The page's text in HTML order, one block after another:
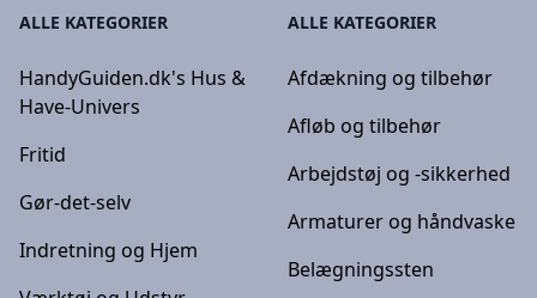
ALLE KATEGORIER
HandyGuiden.dk's Hus &
Have-Univers
Fritid
Gør-det-selv
Indretning og Hjem
ALLE KATEGORIER
Afdækning og tilbehør
Afløb og tilbehør
Arbejdstøj og -sikkerhed
Armaturer og håndvaske
Belægningssten